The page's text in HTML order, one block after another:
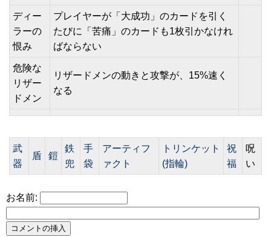
ディー
ラーの
恨み
プレイヤーが「大成功」のカードを引く
たびに「苦痛」のカードも1枚引かなけれ
ばならない
危険な
リザー
ドメン
リザードメンの動きと攻撃が、15%速く
なる
武
器
盾 鎧
鉄
兜
手
袋
アーティフ
ァクト
トリンケット
(指輪)
祝
福
呪
い
お名前: